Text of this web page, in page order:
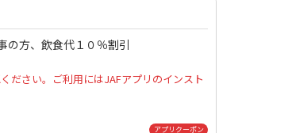
の方、飲食代１０％割引
ださい。ご利用にはJAFアプリのインスト
アプリクーポン